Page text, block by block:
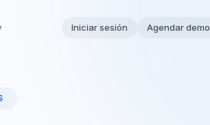
Iniciar sesión Agendar demo